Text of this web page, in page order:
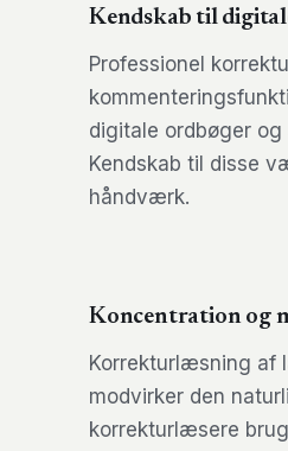
Kendskab til
Professionel
digitale ordbøger
Kendskab til disse
håndværk.
Koncentration og
Korrekturlæsning af
modvirker den
korrekturlæsere